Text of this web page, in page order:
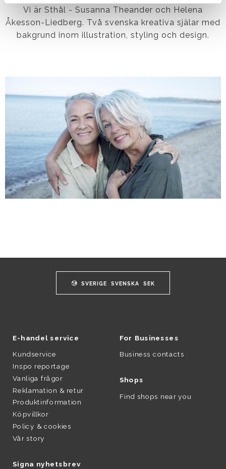
Vi är Sthål - Susanna Theander och Helena
Åkesson-Liedberg. Två svenska kreativa själar med
bakgrund inom illustration, styling och design.
SVERIGE SVENSKA SEK
E-handel service
Kundservice
Inspo reportage
Vanliga frågor
Reklamation & retur
Produktinformation
Köpvillkor
Policy & cookies
Vår story
Signa nyhetsbrev
For Businesses
Business contacts
Shops
Find shops near you